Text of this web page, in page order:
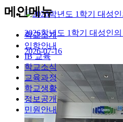
메인메뉴
학교소개
입학안내
IB 교육
학교소식
교육과정
학교생활
정보공개
민원안내
2026학년도 1학기 대성인
2026-07-16